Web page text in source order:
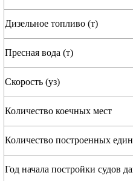
Дизельное топливо (т)
Пресная вода (т)
Скорость (уз)
Количество коечных мест
Количество построенных
Год начала постройки судов